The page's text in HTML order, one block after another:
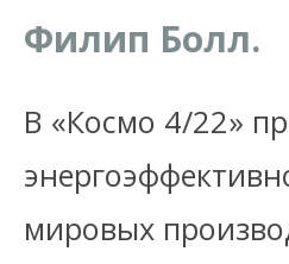
Филип Болл.
В «Космо 4/22»
мировых